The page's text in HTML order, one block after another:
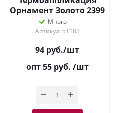
Орнамент Золото 2399
Много
Артикул: 51183
94 руб./шт
опт 55 руб. /шт